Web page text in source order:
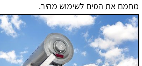
מחמם את המים לשימוש מהיר.